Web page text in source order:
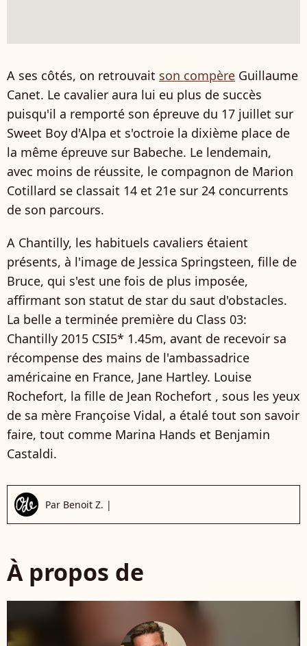
A ses côtés, on retrouvait son compère Guillaume
Canet. Le cavalier aura lui eu plus de succès
puisqu'il a remporté son épreuve du 17 juillet sur
Sweet Boy d'Alpa et s'octroie la dixième place de
la même épreuve sur Babeche. Le lendemain,
avec moins de réussite, le compagnon de Marion
Cotillard se classait 14 et 21e sur 24 concurrents
de son parcours.
A Chantilly, les habituels cavaliers étaient
présents, à l'image de Jessica Springsteen, fille de
Bruce, qui s'est une fois de plus imposée,
affirmant son statut de star du saut d'obstacles.
La belle a terminée première du Class 03:
Chantilly 2015 CSI5* 1.45m, avant de recevoir sa
récompense des mains de l'ambassadrice
américaine en France, Jane Hartley. Louise
Rochefort, la fille de Jean Rochefort , sous les yeux
de sa mère Françoise Vidal, a étalé tout son savoir
faire, tout comme Marina Hands et Benjamin
Castaldi.
Par Benoit Z. |
À propos de